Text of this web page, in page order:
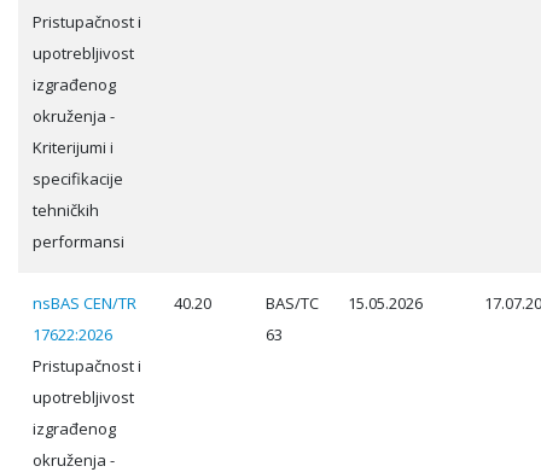
Pristupačnost i
upotrebljivost
izgrađenog
okruženja -
Kriterijumi i
specifikacije
tehničkih
performansi
nsBAS CEN/TR
17622:2026
Pristupačnost i
upotrebljivost
izgrađenog
okruženja -
40.20
BAS/TC
63
15.05.2026